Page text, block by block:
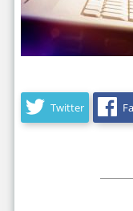
Twitter